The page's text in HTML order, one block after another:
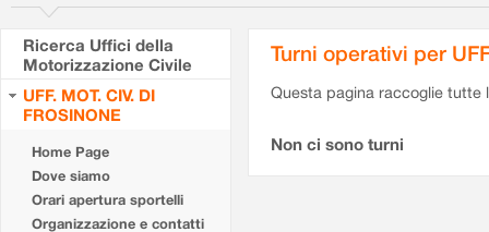
Ricerca Uffici della
Motorizzazione Civile
UFF. MOT. CIV. DI
FROSINONE
Home Page
Dove siamo
Orari apertura sportelli
Organizzazione e contatti
Turni operativi per
Questa pagina raccoglie tutte
Non ci sono turni